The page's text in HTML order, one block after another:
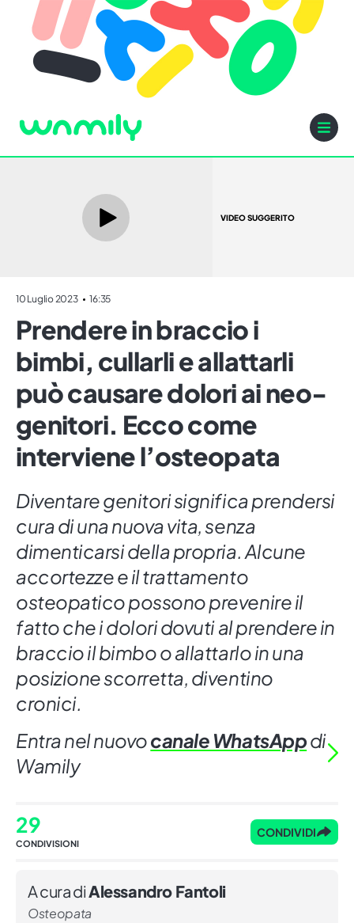
VIDEO SUGGERITO
10 Luglio 2023 16:35
Prendere in braccio i
bimbi, cullarli e allattarli
può causare dolori ai neo-
genitori. Ecco come
interviene l’osteopata
Diventare genitori significa prendersi
cura di una nuova vita, senza
dimenticarsi della propria. Alcune
accortezze e il trattamento
osteopatico possono prevenire il
fatto che i dolori dovuti al prendere in
braccio il bimbo o allattarlo in una
posizione scorretta, diventino
cronici.
Entra nel nuovocanale WhatsAppdi
Wamily
29
CONDIVISIONI
CONDIVIDI
A cura diAlessandro Fantoli
Osteopata